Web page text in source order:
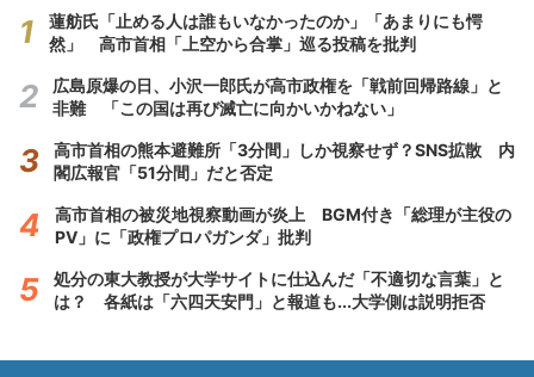
蓮舫氏「止める人は誰もいなかったのか」「あまりにも愕
然」 高市首相「上空から合掌」巡る投稿を批判
広島原爆の日、小沢一郎氏が高市政権を「戦前回帰路線」と
非難 「この国は再び滅亡に向かいかねない」
高市首相の熊本避難所「3分間」しか視察せず？SNS拡散 内
閣広報官「51分間」だと否定
高市首相の被災地視察動画が炎上 BGM付き「総理が主役の
PV」に「政権プロパガンダ」批判
処分の東大教授が大学サイトに仕込んだ「不適切な言葉」と
は？ 各紙は「六四天安門」と報道も...大学側は説明拒否